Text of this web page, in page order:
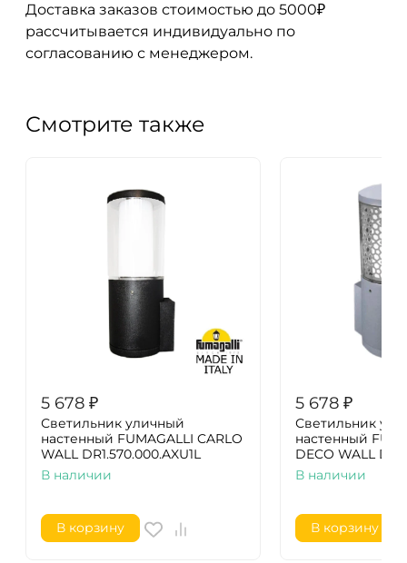
Доставка заказов стоимостью до 5000₽
рассчитывается индивидуально по
согласованию с менеджером.
Смотрите также
5 678 ₽
Светильник уличный
настенный FUMAGALLI CARLO
WALL DR1.570.000.AXU1L
В наличии
В корзину
5 678 ₽
Светильник
настенный
DECO WALL
В наличии
В корзину